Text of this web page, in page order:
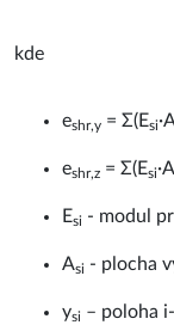
kde
eshr,y = Σ(Esi
eshr,z = Σ(Esi·A
Esi - modul
Asi - plocha
ysi – poloha